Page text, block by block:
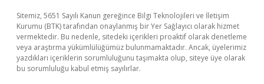
Sitemiz, 5651 Sayılı Kanun gereğince Bilgi Teknolojileri ve İletişim
Kurumu (BTK) tarafından onaylanmış bir Yer Sağlayıcı olarak hizmet
vermektedir. Bu nedenle, sitedeki içerikleri proaktif olarak denetleme
veya araştırma yükümlülüğümüz bulunmamaktadır. Ancak, üyelerimiz
yazdıkları içeriklerin sorumluluğunu taşımakta olup, siteye üye olarak
bu sorumluluğu kabul etmiş sayılırlar.